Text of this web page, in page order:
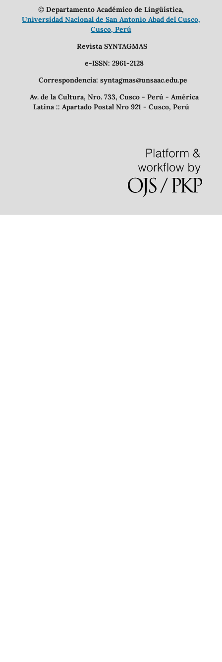
© Departamento Académico de Lingüística,
Universidad Nacional de San Antonio Abad del Cusco,
Cusco, Perú
Revista SYNTAGMAS
e-ISSN: 2961-2128
Correspondencia: syntagmas@unsaac.edu.pe
Av. de la Cultura, Nro. 733, Cusco - Perú - América
Latina :: Apartado Postal Nro 921 - Cusco, Perú